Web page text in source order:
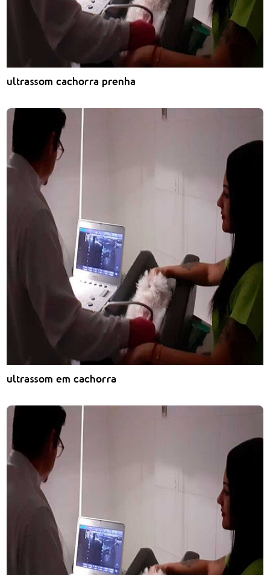
ultrassom cachorra prenha
ultrassom em cachorra